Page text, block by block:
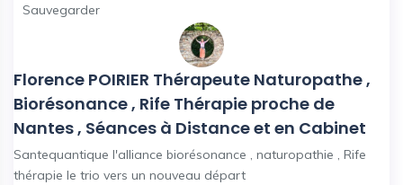
Sauvegarder
Florence POIRIER Thérapeute Naturopathe ,
Biorésonance , Rife Thérapie proche de
Nantes , Séances à Distance et en Cabinet
Santequantique l'alliance biorésonance , naturopathie , Rife
thérapie le trio vers un nouveau départ